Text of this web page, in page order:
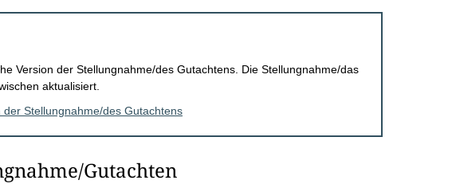
Version der Stellungnahme/des Gutachtens. Die Stellungnahme/das
aktualisiert.
Stellungnahme/des Gutachtens
Gutachten